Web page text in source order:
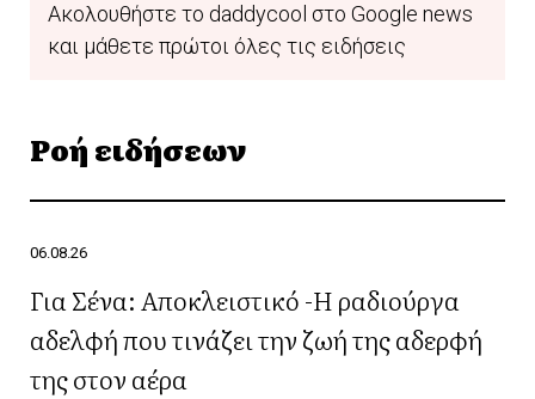
Ακολουθήστε το daddycool στο Google news
και μάθετε πρώτοι όλες τις ειδήσεις
Ροή ειδήσεων
06.08.26
Για Σένα: Αποκλειστικό -Η ραδιούργα
αδελφή που τινάζει την ζωή της αδερφή
της στον αέρα